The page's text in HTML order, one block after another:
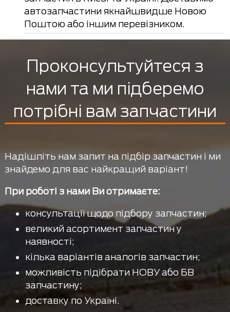
автозапчастини якнайшвидше Новою
Поштою або іншим перевізником.
Проконсультуйтеся з
нами та ми підберемо
потрібні вам запчастини
Надішліть нам запит на підбір запчастин і ми
знайдемо для вас найкращий варіант!
При роботі з нами Ви отримаєте:
консультації щодо підбору запчастин;
великий асортимент запчастин у
наявності;
кілька варіантів аналогів запчастин;
можливість підібрати НОВУ або БВ
запчастину;
доставку по Україні.